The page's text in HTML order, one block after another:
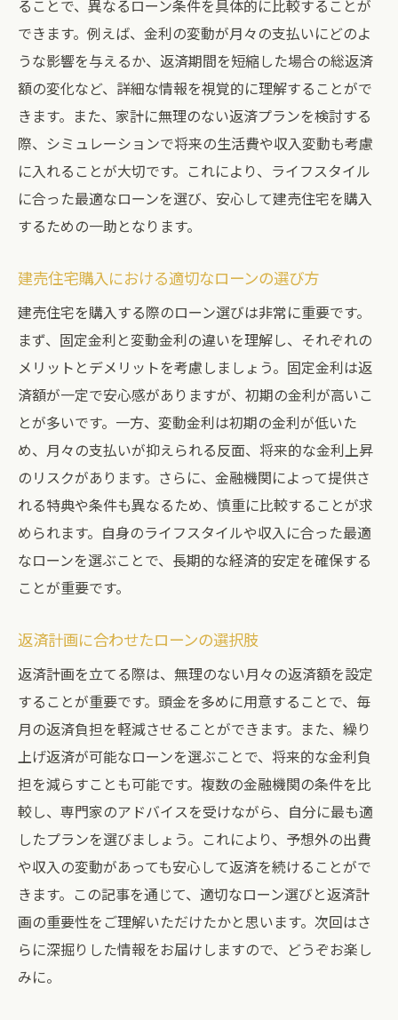
ることで、異なるローン条件を具体的に比較することが
できます。例えば、金利の変動が月々の支払いにどのよ
うな影響を与えるか、返済期間を短縮した場合の総返済
額の変化など、詳細な情報を視覚的に理解することがで
きます。また、家計に無理のない返済プランを検討する
際、シミュレーションで将来の生活費や収入変動も考慮
に入れることが大切です。これにより、ライフスタイル
に合った最適なローンを選び、安心して建売住宅を購入
するための一助となります。
建売住宅購入における適切なローンの選び方
建売住宅を購入する際のローン選びは非常に重要です。
まず、固定金利と変動金利の違いを理解し、それぞれの
メリットとデメリットを考慮しましょう。固定金利は返
済額が一定で安心感がありますが、初期の金利が高いこ
とが多いです。一方、変動金利は初期の金利が低いた
め、月々の支払いが抑えられる反面、将来的な金利上昇
のリスクがあります。さらに、金融機関によって提供さ
れる特典や条件も異なるため、慎重に比較することが求
められます。自身のライフスタイルや収入に合った最適
なローンを選ぶことで、長期的な経済的安定を確保する
ことが重要です。
返済計画に合わせたローンの選択肢
返済計画を立てる際は、無理のない月々の返済額を設定
することが重要です。頭金を多めに用意することで、毎
月の返済負担を軽減させることができます。また、繰り
上げ返済が可能なローンを選ぶことで、将来的な金利負
担を減らすことも可能です。複数の金融機関の条件を比
較し、専門家のアドバイスを受けながら、自分に最も適
したプランを選びましょう。これにより、予想外の出費
や収入の変動があっても安心して返済を続けることがで
きます。この記事を通じて、適切なローン選びと返済計
画の重要性をご理解いただけたかと思います。次回はさ
らに深掘りした情報をお届けしますので、どうぞお楽し
みに。